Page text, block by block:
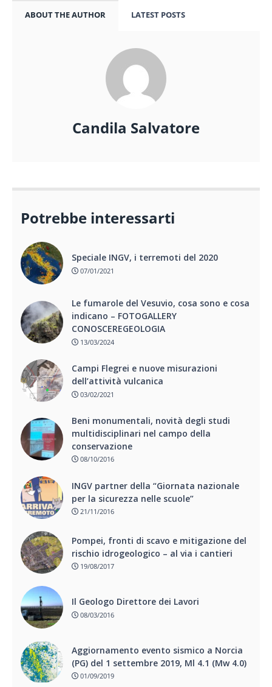
ABOUT THE AUTHOR LATEST POSTS
Candila Salvatore
Potrebbe interessarti
Speciale INGV, i terremoti del 2020
07/01/2021
Le fumarole del Vesuvio, cosa sono e cosa
indicano – FOTOGALLERY
CONOSCEREGEOLOGIA
13/03/2024
Campi Flegrei e nuove misurazioni
dell’attività vulcanica
03/02/2021
Beni monumentali, novità degli studi
multidisciplinari nel campo della
conservazione
08/10/2016
INGV partner della “Giornata nazionale
per la sicurezza nelle scuole”
21/11/2016
Pompei, fronti di scavo e mitigazione del
rischio idrogeologico – al via i cantieri
19/08/2017
Il Geologo Direttore dei Lavori
08/03/2016
Aggiornamento evento sismico a Norcia
(PG) del 1 settembre 2019, Ml 4.1 (Mw 4.0)
01/09/2019